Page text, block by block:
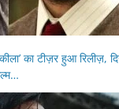
का टीज़र हुआ रिलीज़,